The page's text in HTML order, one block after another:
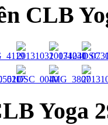
CLB
Yoga